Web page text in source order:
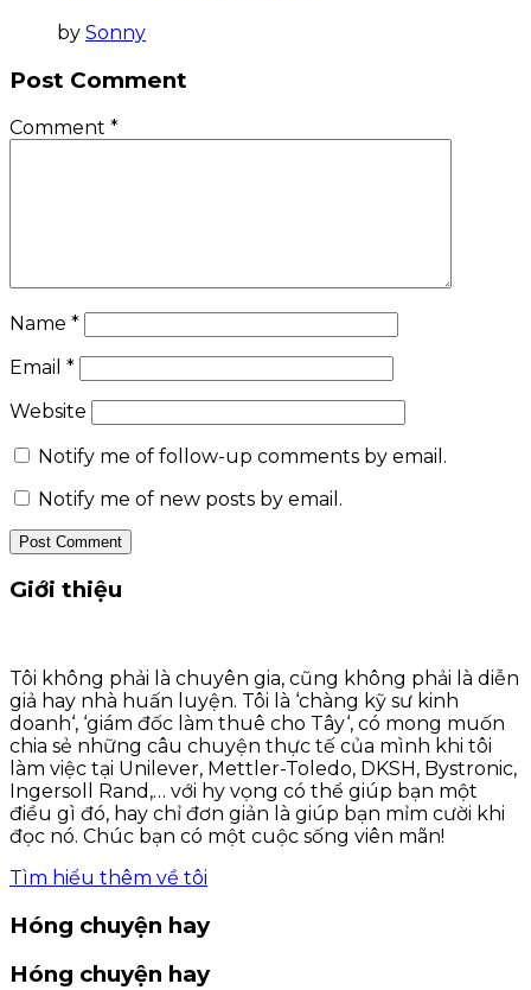
by Sonny
Post Comment
Comment *
Name *
Email *
Website
Notify me of follow-up comments by email.
Notify me of new posts by email.
Giới thiệu
Tôi không phải là chuyên gia, cũng không phải là diễn
giả hay nhà huấn luyện. Tôi là ‘chàng kỹ sư kinh
doanh‘, ‘giám đốc làm thuê cho Tây‘, có mong muốn
chia sẻ những câu chuyện thực tế của mình khi tôi
làm việc tại Unilever, Mettler-Toledo, DKSH, Bystronic,
Ingersoll Rand,… với hy vọng có thể giúp bạn một
điều gì đó, hay chỉ đơn giản là giúp bạn mỉm cười khi
đọc nó. Chúc bạn có một cuộc sống viên mãn!
Tìm hiểu thêm về tôi
Hóng chuyện hay
Hóng chuyện hay